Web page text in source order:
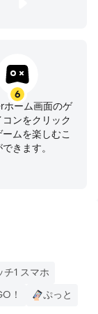
6
ホーム画面のゲ
ンをクリック
ームを楽しむこ
きます。
1 スマホ
！
ぷっと